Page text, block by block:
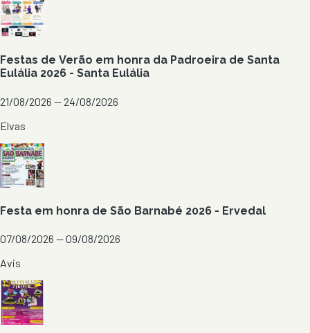
Festas de Verão em honra da Padroeira de Santa
Eulália 2026 - Santa Eulália
21/08/2026 — 24/08/2026
Elvas
Festa em honra de São Barnabé 2026 - Ervedal
07/08/2026 — 09/08/2026
Avis